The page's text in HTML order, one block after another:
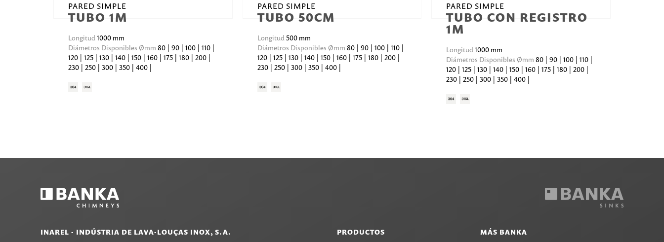
PARED SIMPLE
TUBO 1M
Longitud1000 mm
Diámetros Disponibles Ømm 80 | 90 | 100 | 110 |
120 | 125 | 130 | 140 | 150 | 160 | 175 | 180 | 200 |
230 | 250 | 300 | 350 | 400 |
PARED SIMPLE
TUBO 50CM
Longitud500 mm
Diámetros Disponibles Ømm 80 | 90 | 100 | 110 |
120 | 125 | 130 | 140 | 150 | 160 | 175 | 180 | 200 |
230 | 250 | 300 | 350 | 400 |
PARED SIMPLE
TUBO CON REGISTRO
1M
Longitud1000 mm
Diámetros Disponibles Ømm80 | 90 | 100 | 110 |
120 | 125 | 130 | 140 | 150 | 160 | 175 | 180 | 200 |
230 | 250 | 300 | 350 | 400 |
INAREL - INDÚSTRIA DE LAVA-LOUÇAS INOX, S.A. PRODUCTOS MÁS BANKA